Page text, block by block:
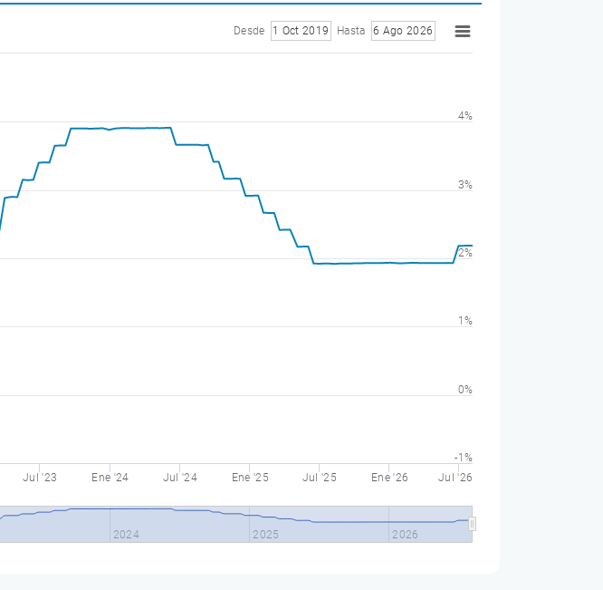
Desde 1 Oct 2019 Hasta 6 Ago 2026
Jul '23 Ene '24 Jul '24 Ene '25 Jul '25 Ene '26 Jul '26
2024 2025 2026
-1%
0%
1%
2%
3%
4%